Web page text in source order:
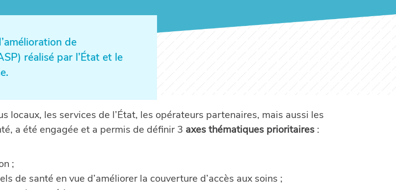
de
réalisé par l’État et le
locaux, les services de l’État, les opérateurs partenaires, mais aussi les
a été engagée et a permis de définir 3 axes thématiques prioritaires :
;
de santé en vue d’améliorer la couverture d’accès aux soins ;